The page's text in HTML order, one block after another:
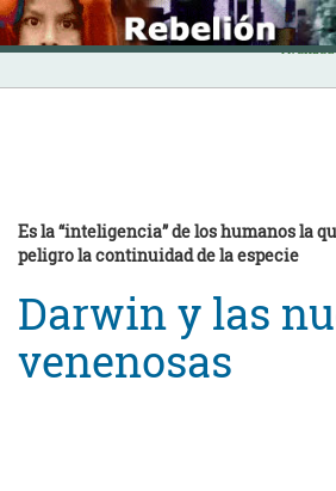
Skip
to
content
INICIO
Es la “inteligencia” de los humanos la
peligro la continuidad de la especie
Darwin y las
venenosas